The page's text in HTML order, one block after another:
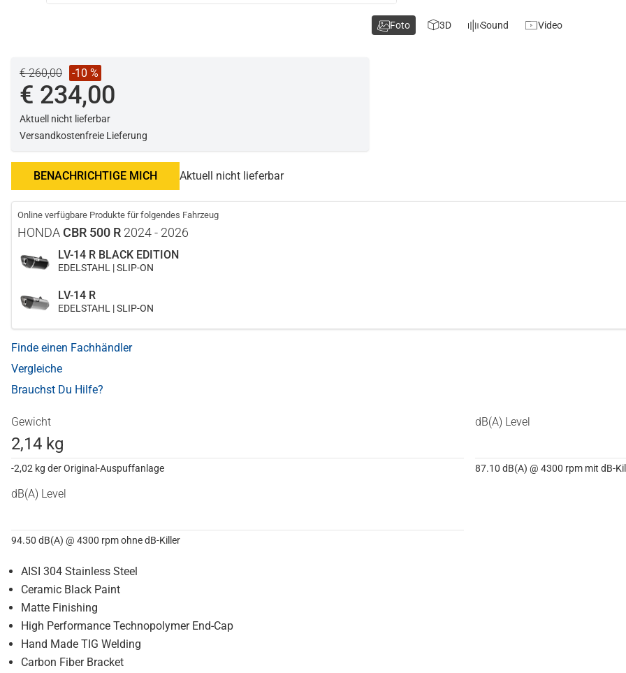
€ 260,00 -10 %
€ 234,00
Aktuell nicht lieferbar
Versandkostenfreie Lieferung
BENACHRICHTIGE MICH Aktuell nicht lieferbar
Online verfügbare Produkte für folgendes Fahrzeug
HONDA CBR 500 R 2024 - 2026
LV-14 R BLACK EDITION
EDELSTAHL | SLIP-ON
LV-14 R
EDELSTAHL | SLIP-ON
Finde einen Fachhändler
Vergleiche
Brauchst Du Hilfe?
Gewicht
2,14 kg
-2,02 kg der Original-Auspuffanlage
dB(A) Level
87.10 dB(A) @ 4300 rpm mit dB-
dB(A) Level
94.50 dB(A) @ 4300 rpm ohne dB-Killer
AISI 304 Stainless Steel
Ceramic Black Paint
Matte Finishing
High Performance Technopolymer End-Cap
Hand Made TIG Welding
Carbon Fiber Bracket
Foto 3D Sound Video